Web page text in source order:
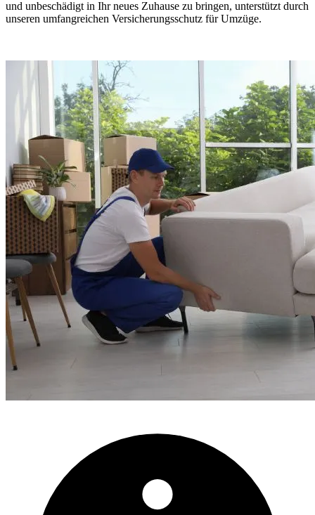
und unbeschädigt in Ihr neues Zuhause zu bringen, unterstützt durch
unseren umfangreichen Versicherungsschutz für Umzüge.